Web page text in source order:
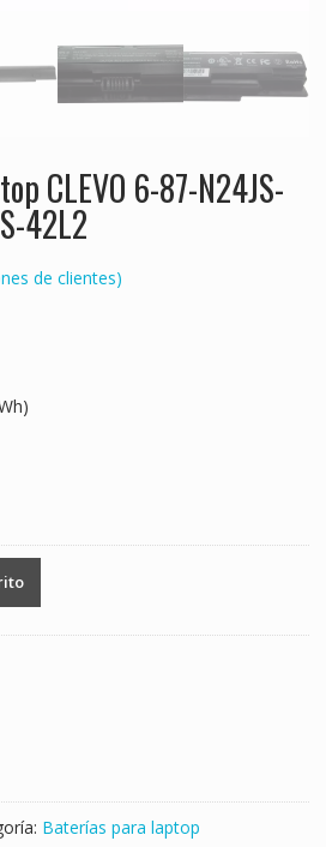
CLEVO 6-87-N24JS-
42L2
de clientes)
Baterías para laptop